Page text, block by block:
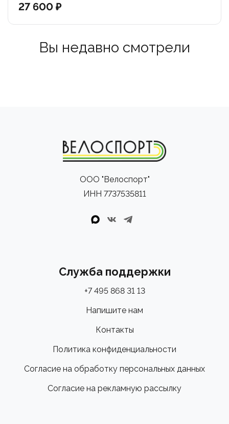
27 600 ₽
Вы недавно смотрели
ООО "Велоспорт"
ИНН 7737535811
Служба поддержки
+7 495 868 31 13
Напишите нам
Контакты
Политика конфиденциальности
Согласие на обработку персональных данных
Согласие на рекламную рассылку